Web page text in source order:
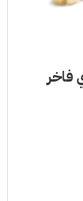
فاخر